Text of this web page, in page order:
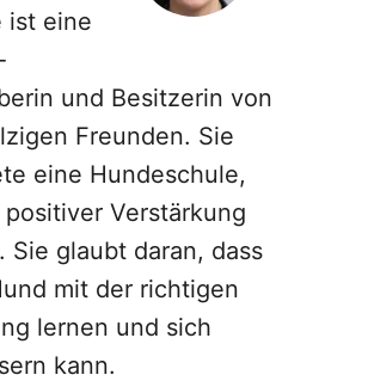
ist eine
und Besitzerin von
Freunden. Sie
eine Hundeschule,
Verstärkung
Sie glaubt daran, dass
mit der richtigen
lernen und sich
kann.